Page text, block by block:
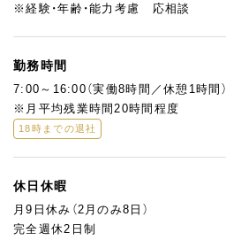
※経験・年齢・能力考慮 応相談
勤務時間
7:00～16:00（実働8時間／休憩1時間）
※月平均残業時間20時間程度
18時までの退社
休日休暇
月9日休み（2月のみ8日）
完全週休2日制